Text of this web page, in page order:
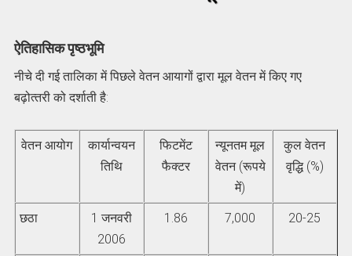
ऐतिहासिक पृष्ठभूमि
नीचे दी गई तालिका में पिछले वेतन आयागों द्वारा मूल वेतन में किए गए
बढ़ोत्‍तरी को दर्शाती है:
वेतन आयोग
कार्यान्‍वयन
तिथि
फिटमेंट
फैक्‍टर
न्‍यूनतम मूल
वेतन (रूपये
में)
कुल वेतन
वृद्धि (%)
छठा
1 जनवरी
2006
1.86 7,000 20-25